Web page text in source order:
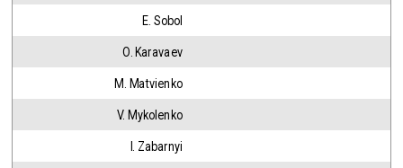
E. Sobol
O. Karavaev
M. Matvienko
V. Mykolenko
I. Zabarnyi